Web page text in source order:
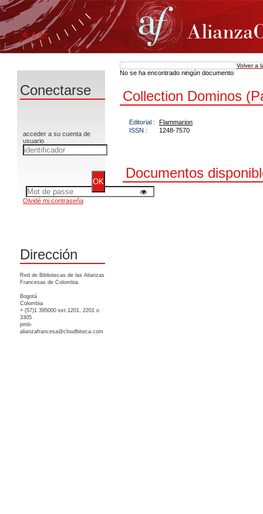
Volver a
No se ha encontrado ningún documento
Collection Dominos
Editorial :
Flammarion
ISSN :
1248-7570
Documentos
A- A A+
Conectarse
acceder a su cuenta de
usuario
Olvidé mi contraseña
Dirección
Red de Bibliotecas de las Alianzas
Francesas de Colombia.
Bogotá
Colombia
+ (57)1 395000 ext.1201, 2201 o
3305
pmb-
alianzafrancesa@cloudbiteca.com